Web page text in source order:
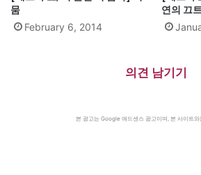
뭄
February 6, 2014
연의 끄
의견 남기기
본 광고는 Google 애드센스 광고이며, 본 사이트